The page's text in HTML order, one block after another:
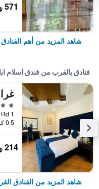
571 ﷼
شاهد المزيد من أهم
فنادق بالقرب من فندق اسلام
3 نجوم
1 Club Rd, إسلام اباد, باكستان
0.5 كيلومتر عن وسط المدينة
214 ﷼
شاهد المزيد من الفنادق